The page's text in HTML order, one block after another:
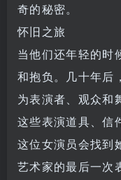
奇的秘密。
怀旧之旅
当他们还年轻的时
和抱负。几十年后
为表演者、观众和
这些表演道具、信
这位女演员会找到
艺术家的最后一次